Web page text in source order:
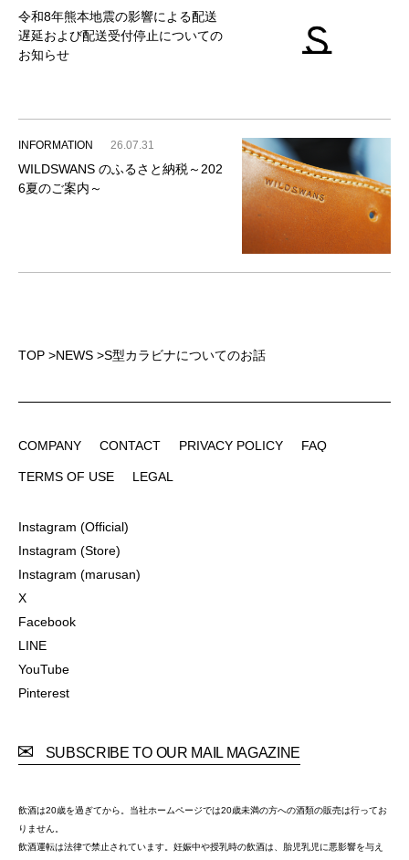
令和8年熊本地震の影響による配送
遅延および配送受付停止についての
お知らせ
INFORMATION 26.07.31
WILDSWANS のふるさと納税～202
6夏のご案内～
TOP >NEWS >S型カラビナについてのお話
COMPANY
CONTACT
PRIVACY POLICY
FAQ
TERMS OF USE
LEGAL
Instagram (Official)
Instagram (Store)
Instagram (marusan)
X
Facebook
LINE
YouTube
Pinterest
SUBSCRIBE TO OUR MAIL MAGAZINE
飲酒は20歳を過ぎてから。当社ホームページでは20歳未満の方への酒類の販売は行ってお
りません。
飲酒運転は法律で禁止されています。妊娠中や授乳時の飲酒は、胎児乳児に悪影響を与え